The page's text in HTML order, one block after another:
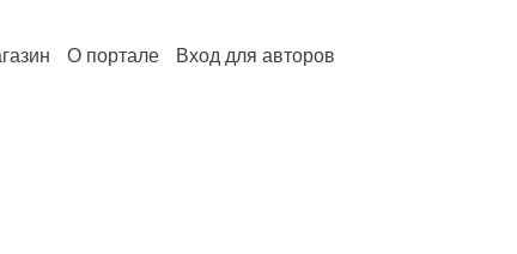
О портале Вход для авторов